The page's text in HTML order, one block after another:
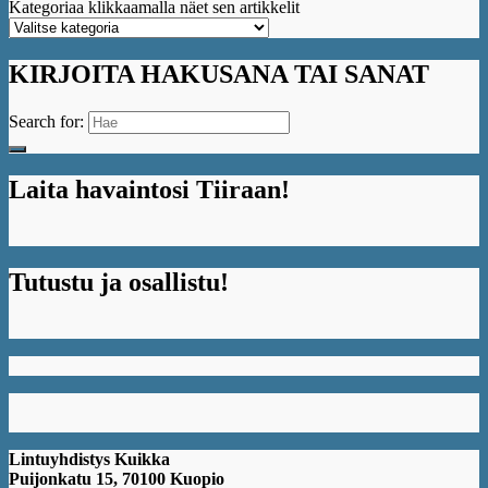
Kategoriaa klikkaamalla näet sen artikkelit
KIRJOITA HAKUSANA TAI SANAT
Search for:
Laita havaintosi Tiiraan!
Tutustu ja osallistu!
Lintuyhdistys Kuikka
Puijonkatu 15, 70100 Kuopio